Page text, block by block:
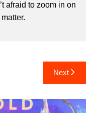
afraid to zoom in on
Next